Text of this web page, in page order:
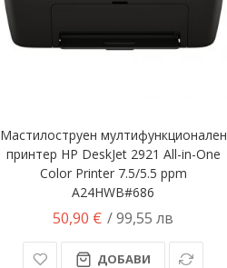
Мастилоструен мултифункционален
принтер HP DeskJet 2921 All-in-One
Color Printer 7.5/5.5 ppm
A24HWB#686
50,90 € / 99,55 лв
ДОБАВИ